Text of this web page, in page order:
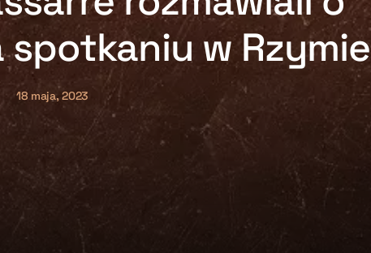
w Rzymie
18 maja, 2023